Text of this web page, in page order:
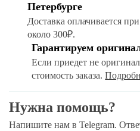
Петербурге
Доставка оплачивается
около 300₽.
Гарантируем
Если приедет не
стоимость заказа.
Нужна помощь?
Напишите нам в Telegram.